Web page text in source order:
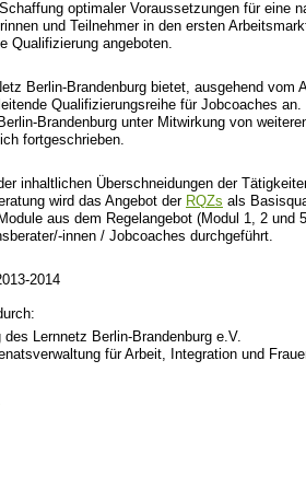
optimaler Voraussetzungen für eine
und Teilnehmer in den ersten
Qualifizierung angeboten.
Berlin-Brandenburg bietet, ausgehend vom
Qualifizierungsreihe für Jobcoaches
Brandenburg unter Mitwirkung von
fortgeschrieben.
inhaltlichen Überschneidungen der
wird das Angebot der RQZs als
aus dem Regelangebot (Modul 1, 2 und
innen / Jobcoaches durchgeführt.
2014
des Lernnetz Berlin-Brandenburg e.V.
für Arbeit, Integration und